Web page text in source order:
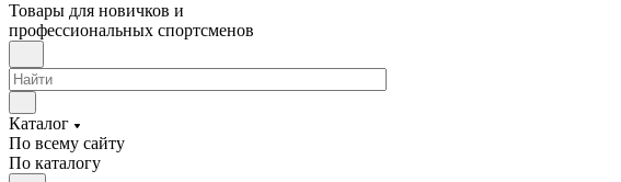
Товары для новичков и
профессиональных спортсменов
Каталог
По всему сайту
По каталогу